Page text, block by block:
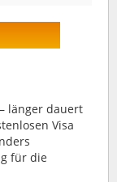
länger dauert
Visa
für die